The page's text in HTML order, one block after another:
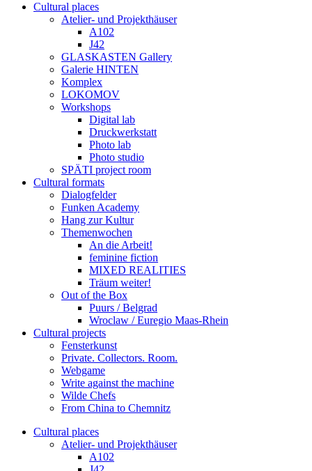
Cultural places
Atelier- und Projekthäuser
A102
J42
GLASKASTEN Gallery
Galerie HINTEN
Komplex
LOKOMOV
Workshops
Digital lab
Druckwerkstatt
Photo lab
Photo studio
SPÄTI project room
Cultural formats
Dialogfelder
Funken Academy
Hang zur Kultur
Themenwochen
An die Arbeit!
feminine fiction
MIXED REALITIES
Träum weiter!
Out of the Box
Puurs / Belgrad
Wroclaw / Euregio Maas-Rhein
Cultural projects
Fensterkunst
Private. Collectors. Room.
Webgame
Write against the machine
Wilde Chefs
From China to Chemnitz
Cultural places
Atelier- und Projekthäuser
A102